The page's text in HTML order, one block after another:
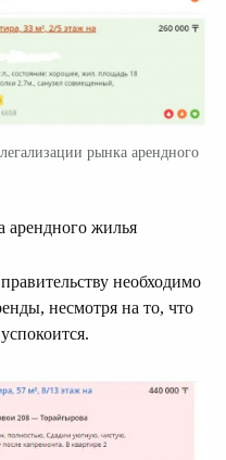
рынка арендного
арендного жилья
необходимо
несмотря на то, что